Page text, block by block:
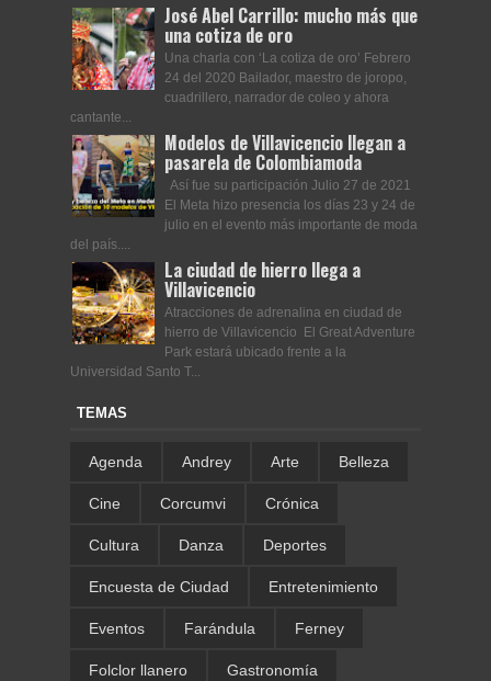
José Abel Carrillo: mucho más que
una cotiza de oro
Una charla con ‘La cotiza de oro’ Febrero
24 del 2020 Bailador, maestro de joropo,
cuadrillero, narrador de coleo y ahora
cantante...
Modelos de Villavicencio llegan a
pasarela de Colombiamoda
Así fue su participación Julio 27 de 2021
El Meta hizo presencia los días 23 y 24 de
julio en el evento más importante de moda
del país....
La ciudad de hierro llega a
Villavicencio
Atracciones de adrenalina en ciudad de
hierro de Villavicencio El Great Adventure
Park estará ubicado frente a la
Universidad Santo T...
TEMAS
Agenda Andrey Arte Belleza
Cine Corcumvi Crónica
Cultura Danza Deportes
Encuesta de Ciudad Entretenimiento
Eventos Farándula Ferney
Folclor llanero Gastronomía